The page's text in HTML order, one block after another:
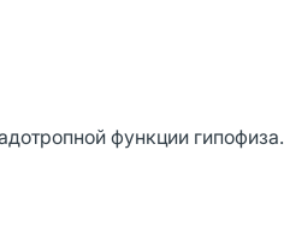
функции гипофиза.